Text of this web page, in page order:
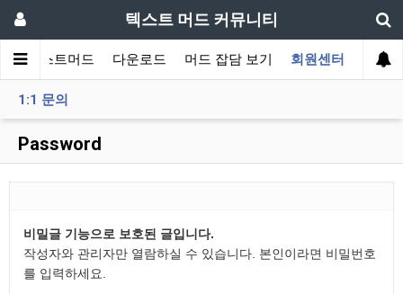
텍스트 머드 커뮤니티
텍스트머드 다운로드 머드 잡담 보기 회원센터
1:1 문의
Password
비밀글 기능으로 보호된 글입니다.
작성자와 관리자만 열람하실 수 있습니다. 본인이라면 비밀번호
를 입력하세요.